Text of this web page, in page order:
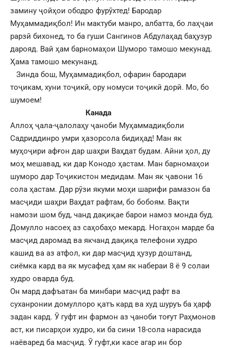
замину ҷойҳои ободро фурӯхтед! Бародар
Муҳаммадиқбол! Ин мактуби манро, албатта, бо лаҳҷаи
рарзӣ бихонед, то ба гуши Сангинов Абдулаҳад баҳузур
дарояд. Вай ҳам барномаҳои Шуморо тамошо мекунад.
Ҳама тамошо мекунанд.
Зинда бош, Муҳаммадиқбол, офарин бародари
тоҷикам, хуни тоҷикӣ, ору номуси тоҷикӣ дорӣ. Мо, бо
шумоем!
Канада
Аллоҳ ҷала-ҷалолаҳу ҷаноби Муҳаммадиқболи
Садриддинро умри ҳазорсола бидиҳад! Ман як
муҳоҷири афғон дар шаҳри Ваҳдат будам. Айни ҳол, ду
моҳ мешавад, ки дар Конодо ҳастам. Ман барномаҳои
шуморо дар Тоҷикистон медидам. Ман як ҷавони 16
сола ҳастам. Дар рӯзи якуми моҳи шарифи рамазон ба
масҷиди шаҳри Ваҳдат рафтам, бо бобоям. Вақти
намози шом буд, чанд дақиқае барои намоз монда буд.
Домулло насоеҳ аз саҳобаҳо мекард. Ногаҳон марде ба
масҷид даромад ва якчанд дақиқа телефони худро
кашид ва аз атфол, ки дар масҷид ҳузур доштанд,
сиёмка кард ва як мусафед ҳам як набераи 8 ё 9 солаи
худро оварда буд.
Он мард дафъатан ба минбари масҷид рафт ва
суханронии домуллоро қатъ кард ва худ шуруъ ба ҳарф
задан кард. Ӯ гуфт ин фармон аз ҷаноби тоғут Раҳмонов
аст, ки писарҳои худро, ки ба сини 18-сола нарасида
наёваред ба масҷид. Ӯ гуфт,ки касе агар ин бор